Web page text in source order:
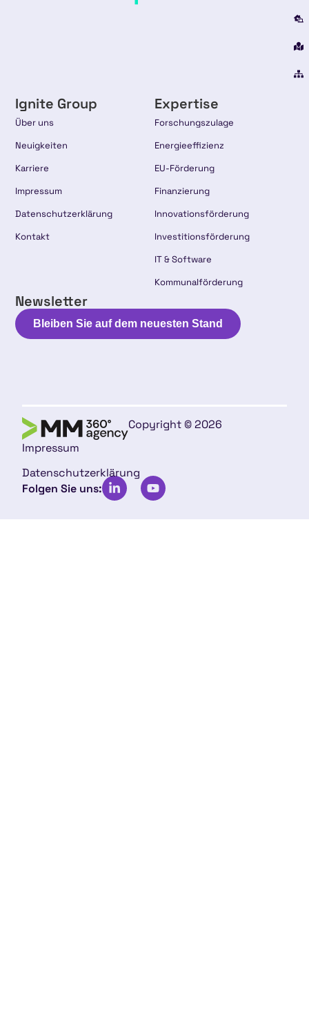
Ignite Group
Über uns
Neuigkeiten
Karriere
Impressum
Datenschutzerklärung
Kontakt
Expertise
Forschungszulage
Energieeffizienz
EU-Förderung
Finanzierung
Innovationsförderung
Investitionsförderung
IT & Software
Kommunalförderung
Newsletter
Bleiben Sie auf dem neuesten Stand
Copyright © 2026
Impressum
Datenschutzerklärung
Folgen Sie uns: